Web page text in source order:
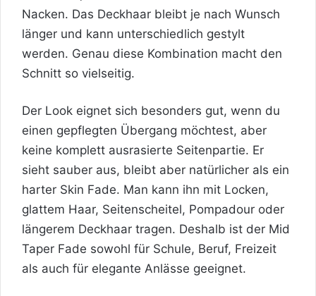
Nacken. Das Deckhaar bleibt je nach Wunsch
länger und kann unterschiedlich gestylt
werden. Genau diese Kombination macht den
Schnitt so vielseitig.
Der Look eignet sich besonders gut, wenn du
einen gepflegten Übergang möchtest, aber
keine komplett ausrasierte Seitenpartie. Er
sieht sauber aus, bleibt aber natürlicher als ein
harter Skin Fade. Man kann ihn mit Locken,
glattem Haar, Seitenscheitel, Pompadour oder
längerem Deckhaar tragen. Deshalb ist der Mid
Taper Fade sowohl für Schule, Beruf, Freizeit
als auch für elegante Anlässe geeignet.